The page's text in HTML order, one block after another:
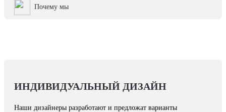
Почему мы
ИНДИВИДУАЛЬНЫЙ ДИЗАЙН
Наши дизайнеры разработают и предложат варианты